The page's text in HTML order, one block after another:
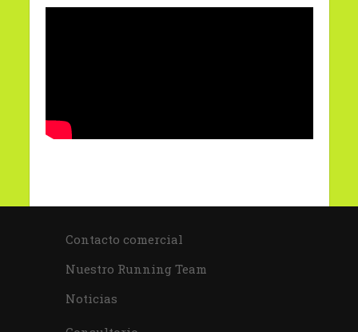
Contacto comercial
Nuestro Running Team
Noticias